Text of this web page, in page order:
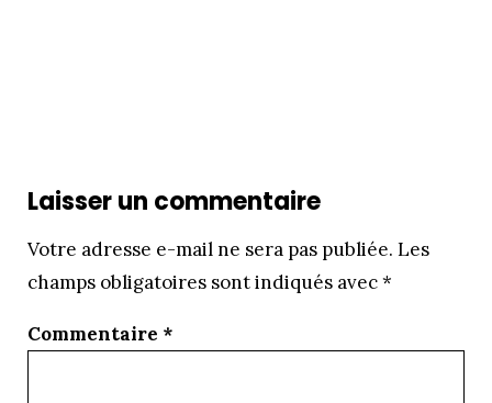
Laisser un commentaire
Votre adresse e-mail ne sera pas publiée. Les
champs obligatoires sont indiqués avec*
Commentaire *